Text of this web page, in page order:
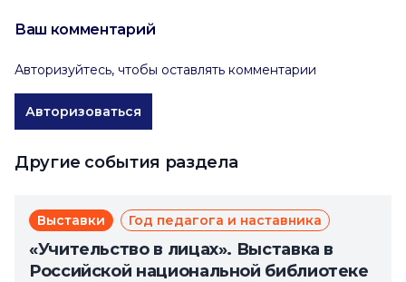
Ваш комментарий
Авторизуйтесь, чтобы оставлять комментарии
Авторизоваться
Другие события раздела
Выставки Год педагога и наставника
«Учительство в лицах». Выставка в
Российской национальной библиотеке